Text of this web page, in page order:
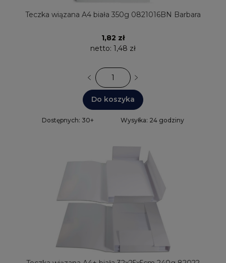
Teczka wiązana A4 biała 350g 0821016BN Barbara
1,82 zł
netto: 1,48 zł
Do koszyka
Dostępnych: 30+ Wysyłka: 24 godziny